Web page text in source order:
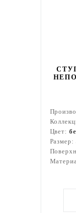
Цвет:
Размер: